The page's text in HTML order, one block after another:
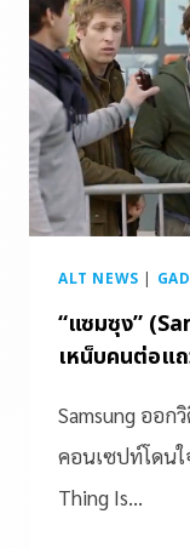
ALT NEWS |
“แซมซุง”
เหน็บคนต่อแ
Samsung ออก
คอนเซปท์โดนใ
Thing Is…